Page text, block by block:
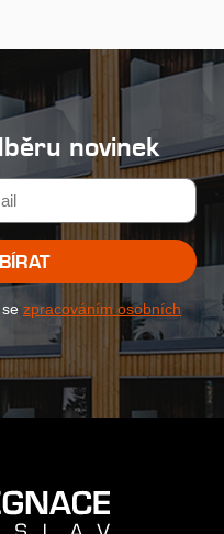
novinek
zpracováním osobních